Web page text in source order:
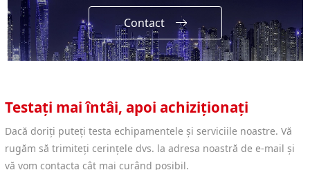
Contact
Testați mai întâi, apoi achiziționați
Dacă doriți puteți testa echipamentele și serviciile noastre. Vă
rugăm să trimiteți cerințele dvs. la adresa noastră de e-mail și
vă vom contacta cât mai curând posibil.